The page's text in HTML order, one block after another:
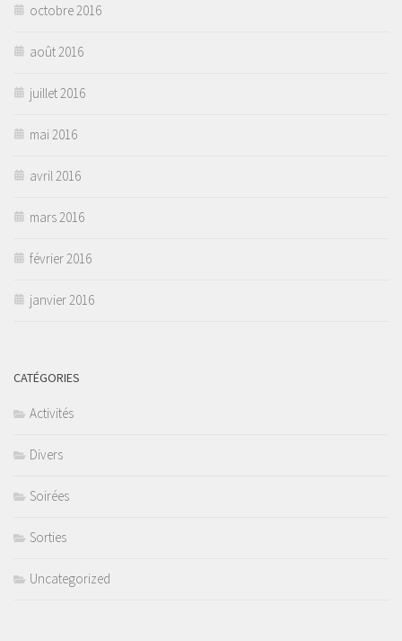
octobre 2016
août 2016
juillet 2016
mai 2016
avril 2016
mars 2016
février 2016
janvier 2016
CATÉGORIES
Activités
Divers
Soirées
Sorties
Uncategorized